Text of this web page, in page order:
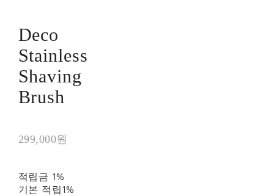
Deco
Stainless
Shaving
Brush
299,000원
적립금 1%
기본 적립1%